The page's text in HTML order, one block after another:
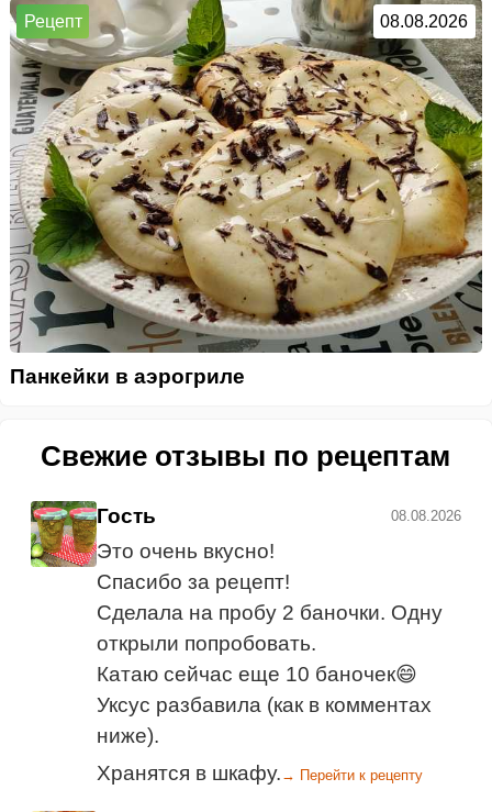
Рецепт 08.08.2026
Панкейки в аэрогриле
Свежие отзывы по рецептам
Гость 08.08.2026
Это очень вкусно!
Спасибо за рецепт!
Сделала на пробу 2 баночки. Одну
открыли попробовать.
Катаю сейчас еще 10 баночек😄
Уксус разбавила (как в комментах
ниже).
Хранятся в шкафу. → Перейти к рецепту